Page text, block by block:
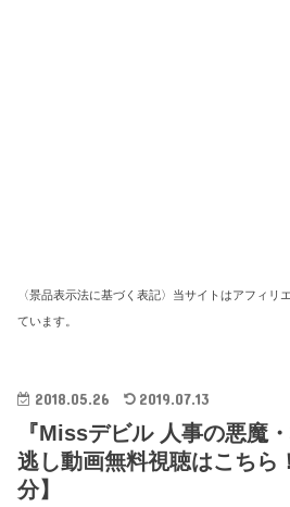
〈景品表示法に基づく表記〉当サイトはアフィリ
ています。
2018.05.26 2019.07.13
『Missデビル 人事の悪魔
逃し動画無料視聴はこちら
分】